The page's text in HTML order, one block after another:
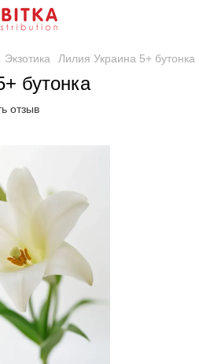
Экзотика Лилия Украина 5+ бутонка
бутонка
отзыв